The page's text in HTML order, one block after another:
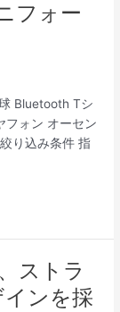
フォー
Bluetooth Tシ
フォン オーセン
り込み条件 指
ストラ
ンを採